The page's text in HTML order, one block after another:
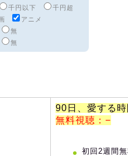
千円以下 千円超
アニメ
無
無
90日、愛する
無料視聴：−
初回2週間